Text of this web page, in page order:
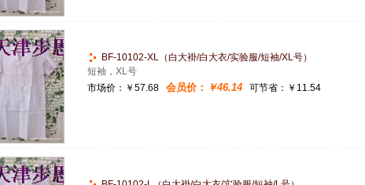
BF-10102-XL（白大褂/白大衣/实验服/短袖/XL号）
短袖，XL号
市场价： ￥57.68 会员价： ￥46.14 可节省：￥11.54